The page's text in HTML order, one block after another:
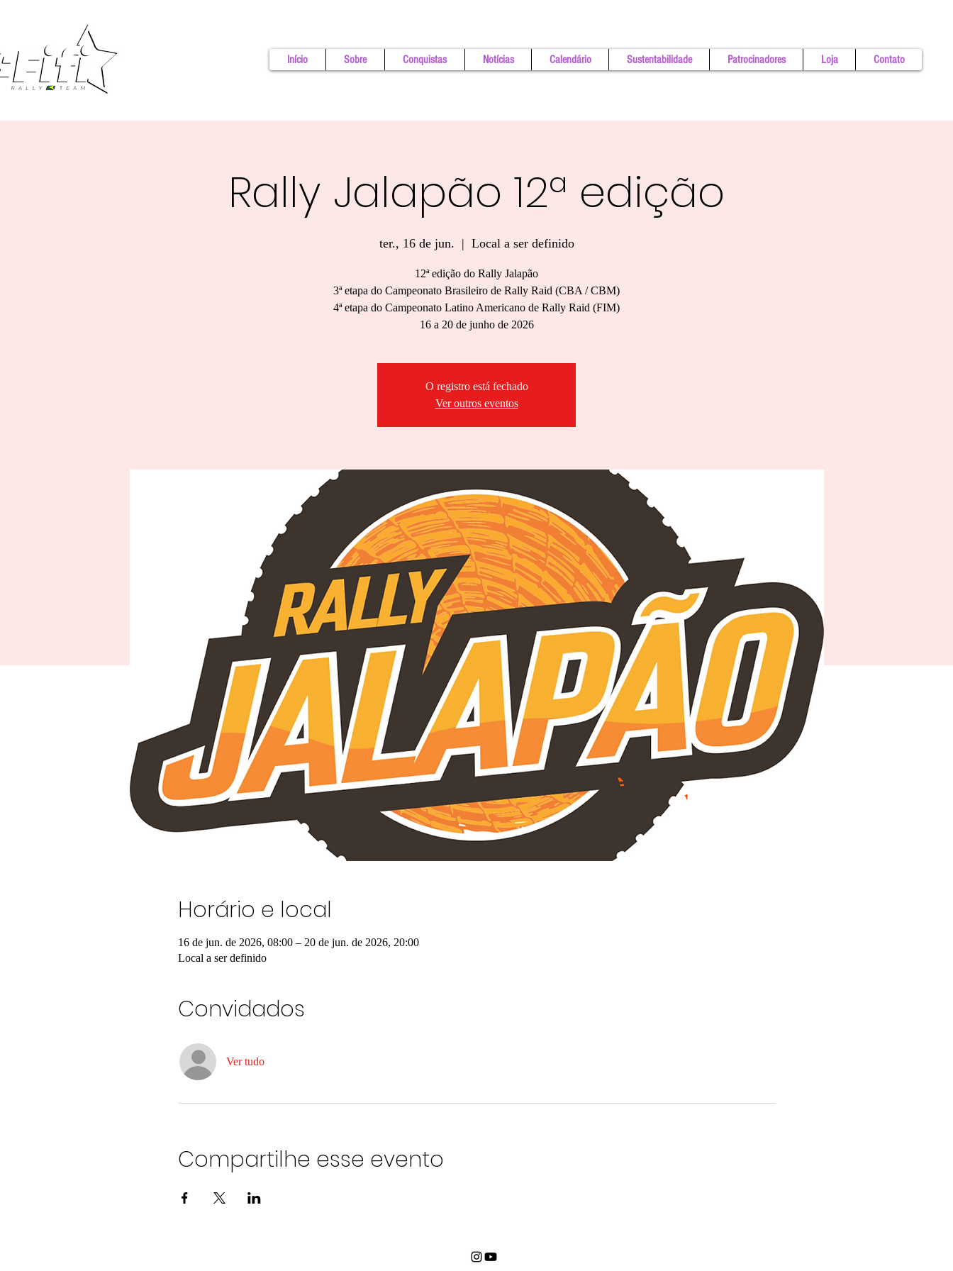
Início Sobre Conquistas Notícias Calendário Sustentabilidade Patrocinadores Loja Contato
Rally Jalapão 12ª edição
ter., 16 de jun.
  |
Local a ser definido
12ª edição do Rally Jalapão
3ª etapa do Campeonato Brasileiro de Rally Raid (CBA / CBM)
4ª etapa do Campeonato Latino Americano de Rally Raid (FIM)
16 a 20 de junho de 2026
O registro está fechado
Ver outros eventos
Horário e local
16 de jun. de 2026, 08:00 – 20 de jun. de 2026, 20:00
Local a ser definido
Convidados
Ver tudo
Compartilhe esse evento